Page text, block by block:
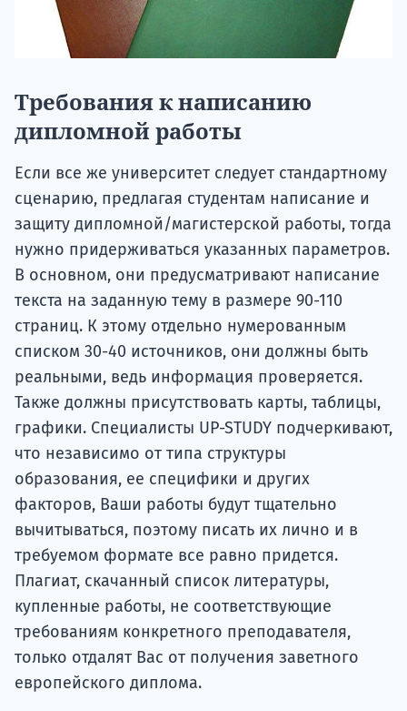
Требования к написанию
дипломной работы
Если все же университет следует стандартному
сценарию, предлагая студентам написание и
защиту дипломной/магистерской работы, тогда
нужно придерживаться указанных параметров.
В основном, они предусматривают написание
текста на заданную тему в размере 90-110
страниц. К этому отдельно нумерованным
списком 30-40 источников, они должны быть
реальными, ведь информация проверяется.
Также должны присутствовать карты, таблицы,
графики. Специалисты UP-STUDY подчеркивают,
что независимо от типа структуры
образования, ее специфики и других
факторов, Ваши работы будут тщательно
вычитываться, поэтому писать их лично и в
требуемом формате все равно придется.
Плагиат, скачанный список литературы,
купленные работы, не соответствующие
требованиям конкретного преподавателя,
только отдалят Вас от получения заветного
европейского диплома.